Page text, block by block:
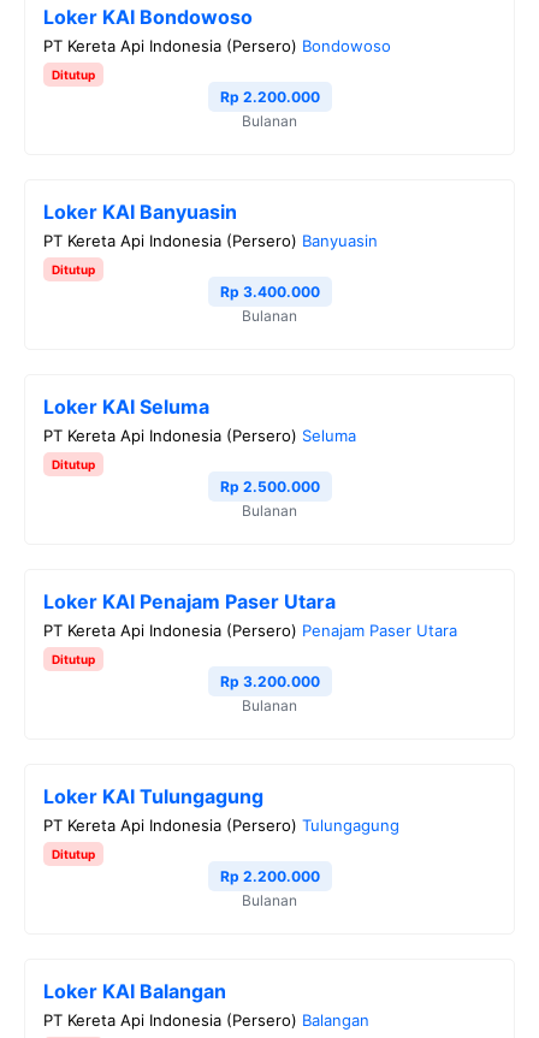
Loker KAI Bondowoso
PT Kereta Api Indonesia (Persero) Bondowoso
Ditutup
Rp 2.200.000
Bulanan
Loker KAI Banyuasin
PT Kereta Api Indonesia (Persero) Banyuasin
Ditutup
Rp 3.400.000
Bulanan
Loker KAI Seluma
PT Kereta Api Indonesia (Persero) Seluma
Ditutup
Rp 2.500.000
Bulanan
Loker KAI Penajam Paser Utara
PT Kereta Api Indonesia (Persero) Penajam Paser Utara
Ditutup
Rp 3.200.000
Bulanan
Loker KAI Tulungagung
PT Kereta Api Indonesia (Persero) Tulungagung
Ditutup
Rp 2.200.000
Bulanan
Loker KAI Balangan
PT Kereta Api Indonesia (Persero) Balangan